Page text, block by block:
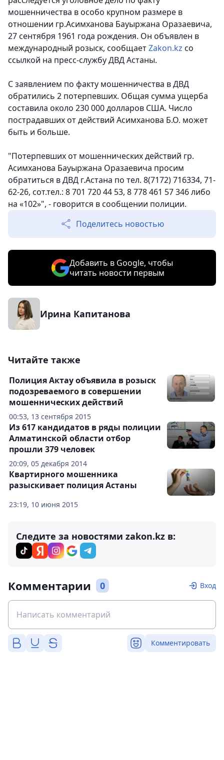
мошенничества в особо крупном размере в
отношении гр.Асимханова Бауыржана Оразаевича,
27 сентября 1961 года рождения. Он объявлен в
международный розыск, сообщаетZakon.kz со
ссылкой на пресс-службу ДВД Астаны.
С заявлением по факту мошенничества в ДВД
обратились 2 потерпевших. Общая сумма ущерба
составила около 230 000 долларов США. Число
пострадавших от действий Асимханова Б.О. может
быть и больше.
"Потерпевших от мошеннических действий гр.
Асимханова Бауыржана Оразаевича просим
обратиться в ДВД г.Астана по тел. 8(7172) 716334, 71-
62-26, сот.тел.: 8 701 720 44 53, 8 778 461 57 346 либо
на «102»", - говорится в сообщении полиции.
Поделитесь новостью
Добавить в Google, чтобы
читать новости первым
Ирина Капитанова
Читайте также
00:53, 13 сентября 2015
Полиция Актау объявила в розыск
подозреваемого в совершении
мошеннических действий
20:09, 05 декабря 2014
Из 617 кандидатов в ряды полиции
Алматинской области отбор
прошли 379 человек
23:19, 10 июня 2015
Квартирного мошенника
разыскивает полиция Астаны
Следите за новостями zakon.kz в:
Комментарии 0 Вход
Комментировать